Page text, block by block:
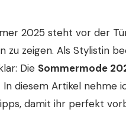
2025 steht vor der
zu zeigen. Als Stylistin
Die Sommermode
In diesem Artikel nehme
damit ihr perfekt